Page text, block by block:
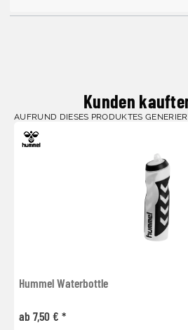
Kunden
AUFRUND DIESES PRODUKTES
Hummel Waterbottle
ab 7,50 € *